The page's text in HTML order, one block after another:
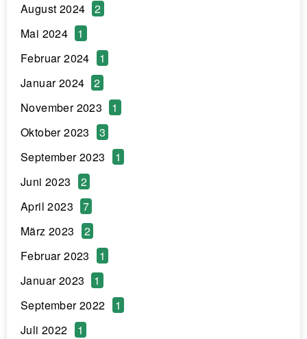
August 2024
2
Mai 2024
1
Februar 2024
1
Januar 2024
2
November 2023
1
Oktober 2023
3
September 2023
1
Juni 2023
2
April 2023
7
März 2023
2
Februar 2023
1
Januar 2023
1
September 2022
1
Juli 2022
1